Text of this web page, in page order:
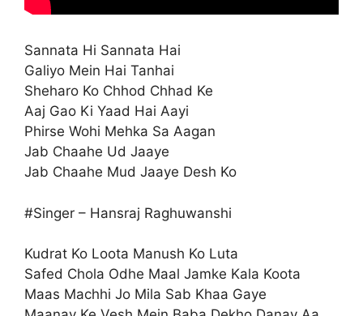
Sannata Hi Sannata Hai
Galiyo Mein Hai Tanhai
Sheharo Ko Chhod Chhad Ke
Aaj Gao Ki Yaad Hai Aayi
Phirse Wohi Mehka Sa Aagan
Jab Chaahe Ud Jaaye
Jab Chaahe Mud Jaaye Desh Ko
#Singer – Hansraj Raghuwanshi
Kudrat Ko Loota Manush Ko Luta
Safed Chola Odhe Maal Jamke Kala Koota
Maas Machhi Jo Mila Sab Khaa Gaye